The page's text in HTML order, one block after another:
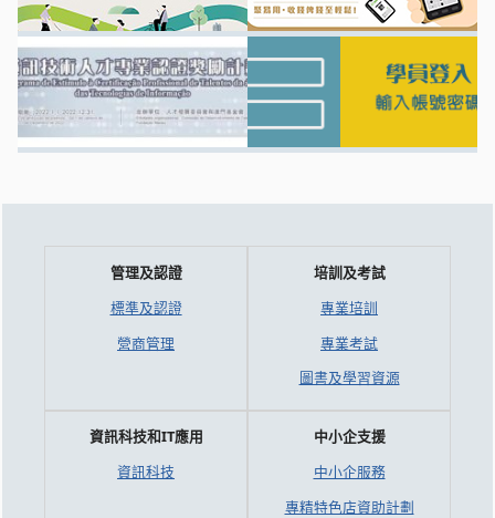
管理及認證
標準及認證
營商管理
培訓及考試
專業培訓
專業考試
圖書及學習資源
資訊科技和IT應用
資訊科技
中小企支援
中小企服務
專精特色店資助計劃